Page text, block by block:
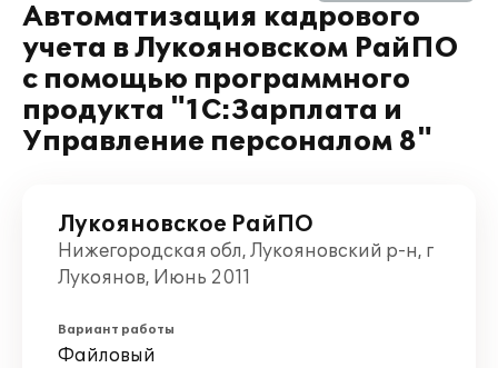
Автоматизация кадрового
учета в Лукояновском РайПО
с помощью программного
продукта "1С:Зарплата и
Управление персоналом 8"
Лукояновское РайПО
Нижегородская обл, Лукояновский р-н, г
Лукоянов, Июнь 2011
Вариант работы
Файловый